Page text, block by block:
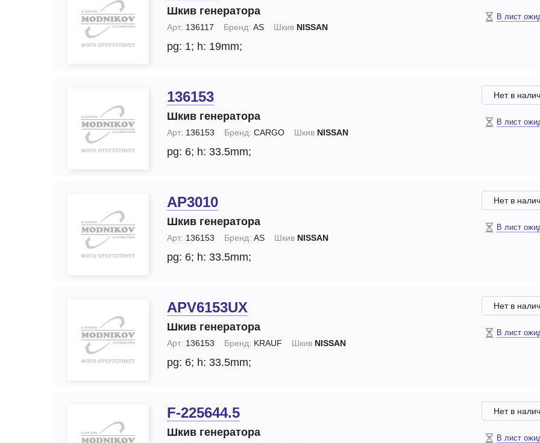
Шкив генератора
Арт: 136117 Бренд: AS Шкив NISSAN
pg: 1; h: 19mm;
В лист
136153
Шкив генератора
Арт: 136153 Бренд: CARGO Шкив NISSAN
pg: 6; h: 33.5mm;
Нет в
В лист
AP3010
Шкив генератора
Арт: 136153 Бренд: AS Шкив NISSAN
pg: 6; h: 33.5mm;
Нет в
В лист
APV6153UX
Шкив генератора
Арт: 136153 Бренд: KRAUF Шкив NISSAN
pg: 6; h: 33.5mm;
Нет в
В лист
F-225644.5
Шкив генератора
Нет в
В лист